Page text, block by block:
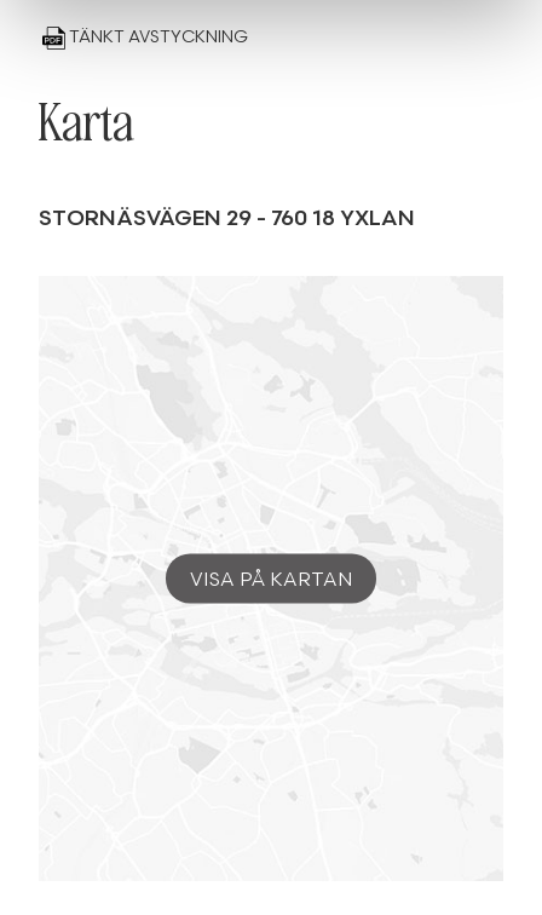
TÄNKT AVSTYCKNING
Karta
STORNÄSVÄGEN 29 - 760 18 YXLAN
VISA PÅ KARTAN